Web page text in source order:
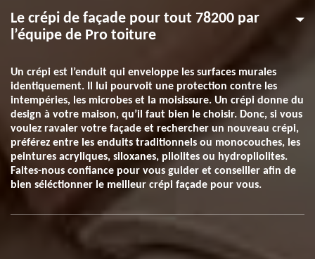
Le crépi de façade pour tout 78200 par
l’équipe de Pro toiture
Un crépi est l’enduit qui enveloppe les surfaces murales
identiquement. Il lui pourvoit une protection contre les
intempéries, les microbes et la moisissure. Un crépi donne du
design à votre maison, qu’il faut bien le choisir. Donc, si vous
voulez ravaler votre façade et rechercher un nouveau crépi,
préférez entre les enduits traditionnels ou monocouches, les
peintures acryliques, siloxanes, pliolites ou hydropliolites.
Faites-nous confiance pour vous guider et conseiller afin de
bien séléctionner le meilleur crépi façade pour vous.